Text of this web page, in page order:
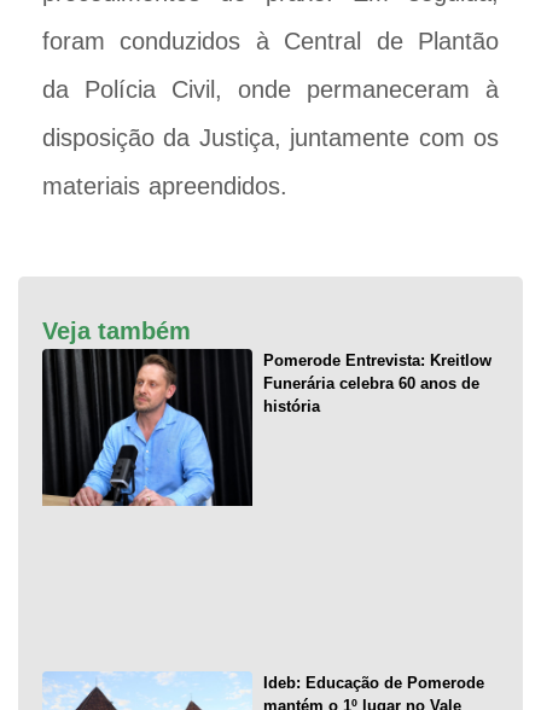
foram conduzidos à Central de Plantão
da Polícia Civil, onde permaneceram à
disposição da Justiça, juntamente com os
materiais apreendidos.
Veja também
Pomerode Entrevista: Kreitlow
Funerária celebra 60 anos de
história
Ideb: Educação de Pomerode
mantém o 1º lugar no Vale